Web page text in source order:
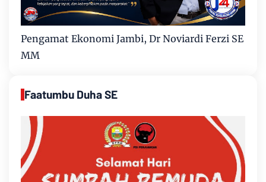
Pengamat Ekonomi Jambi, Dr Noviardi Ferzi SE
MM
Faatumbu Duha SE